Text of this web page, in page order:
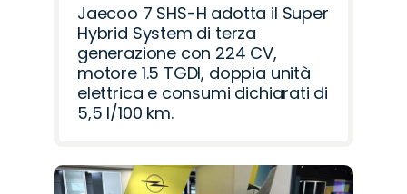
Jaecoo 7 SHS-H adotta il Super
Hybrid System di terza
generazione con 224 CV,
motore 1.5 TGDI, doppia unità
elettrica e consumi dichiarati di
5,5 l/100 km.